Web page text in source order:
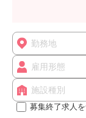
勤務地
雇用形態
施設種別
募集終了求人